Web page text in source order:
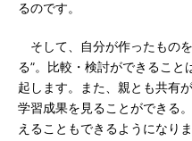
るのです。
そして、自分が作ったもの
る”。比較・検討ができるこ
起します。また、親とも共有
学習成果を見ることができる
えることもできるようになり